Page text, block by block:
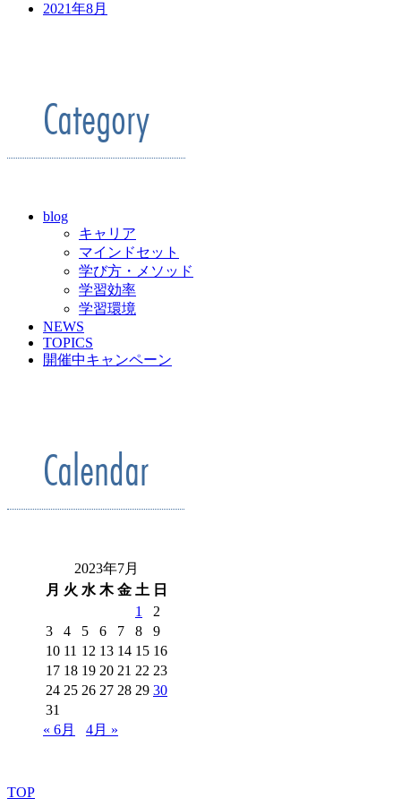
2021年8月
Category
blog
キャリア
マインドセット
学び方・メソッド
学習効率
学習環境
NEWS
TOPICS
開催中キャンペーン
Calendar
2023年7月
月 火 水 木 金 土 日
1
2
3
4 5 6 7 8
9
10 11 12 13 14 15 16
17 18 19 20 21 22 23
24 25 26 27 28 29 30
31
« 6月
4月 »
TOP